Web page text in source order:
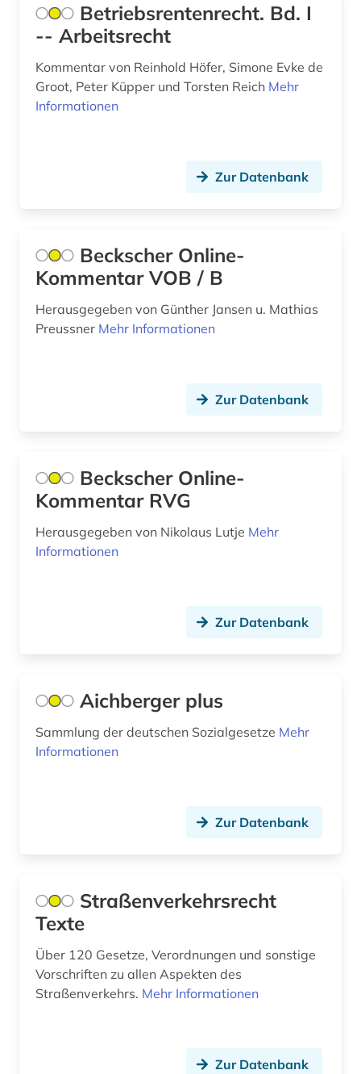
altes testament griechisch (1)
altes ägypten (2)
altlastensanierung (1)
altlastsanierung (3)
altnordisch (2)
alttürkisch (1)
american indian movement (1)
amerikanische sprachen (1)
ami (1)
amman (1)
ammianus marcellinus (1)
Betriebsrentenrecht. Bd. I
-- Arbeitsrecht
Kommentar von Reinhold Höfer, Simone Evke de
Groot, Peter Küpper und Torsten Reich Mehr
Informationen
Zur Datenbank
Beckscher Online-
Kommentar VOB / B
Herausgegeben von Günther Jansen u. Mathias
Preussner Mehr Informationen
Zur Datenbank
Beckscher Online-
Kommentar RVG
Herausgegeben von Nikolaus Lutje Mehr
Informationen
Zur Datenbank
Aichberger plus
Sammlung der deutschen Sozialgesetze Mehr
Informationen
Zur Datenbank
Straßenverkehrsrecht
Texte
Über 120 Gesetze, Verordnungen und sonstige
Vorschriften zu allen Aspekten des
Straßenverkehrs. Mehr Informationen
Zur Datenbank